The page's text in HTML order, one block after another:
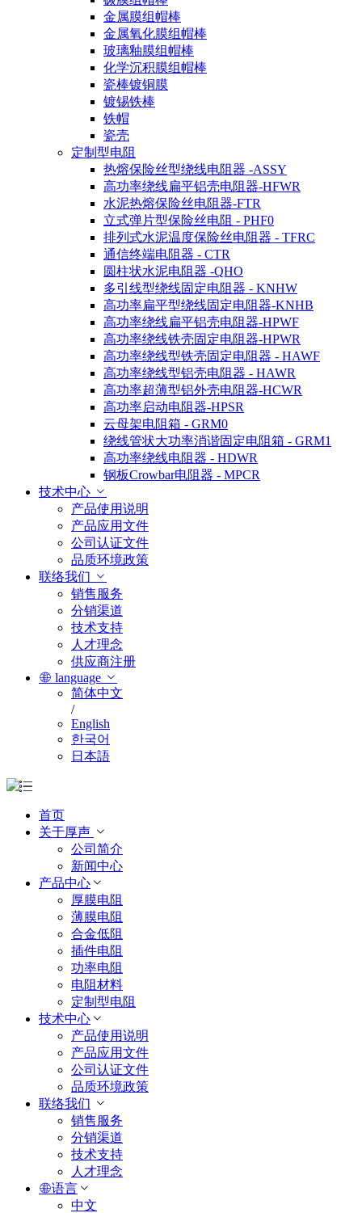
金属膜组帽棒
金属氧化膜组帽棒
玻璃釉膜组帽棒
化学沉积膜组帽棒
瓷棒镀铜膜
镀锡铁棒
铁帽
瓷壳
定制型电阻
热熔保险丝型绕线电阻器 -ASSY
高功率绕线扁平铝壳电阻器-HFWR
水泥热熔保险丝电阻器-FTR
立式弹片型保险丝电阻 - PHF0
排列式水泥温度保险丝电阻器 - TFRC
通信终端电阻器 - CTR
圆柱状水泥电阻器 -QHO
多引线型绕线固定电阻器 - KNHW
高功率扁平型绕线固定电阻器-KNHB
高功率绕线扁平铝壳电阻器-HPWF
高功率绕线铁壳固定电阻器-HPWR
高功率绕线型铁壳固定电阻器 - HAWF
高功率绕线型铝壳电阻器 - HAWR
高功率超薄型铝外壳电阻器-HCWR
高功率启动电阻器-HPSR
云母架电阻箱 - GRM0
绕线管状大功率消谐固定电阻箱 - GRM1
高功率绕线电阻器 - HDWR
钢板Crowbar电阻器 - MPCR
技术中心
产品使用说明
产品应用文件
公司认证文件
品质环境政策
联络我们
销售服务
分销渠道
技术支持
人才理念
供应商注册
language
简体中文
/
English
한국어
日本語
首页
关于厚声
公司简介
新闻中心
产品中心
厚膜电阻
薄膜电阻
合金低阻
插件电阻
功率电阻
电阻材料
定制型电阻
技术中心
产品使用说明
产品应用文件
公司认证文件
品质环境政策
联络我们
销售服务
分销渠道
技术支持
人才理念
语言
中文